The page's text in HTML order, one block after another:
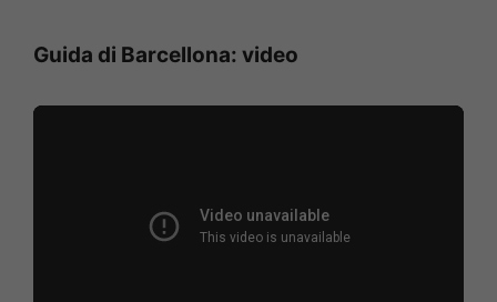
Guida di Barcellona: video